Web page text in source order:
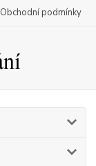
Obchodní podmínky